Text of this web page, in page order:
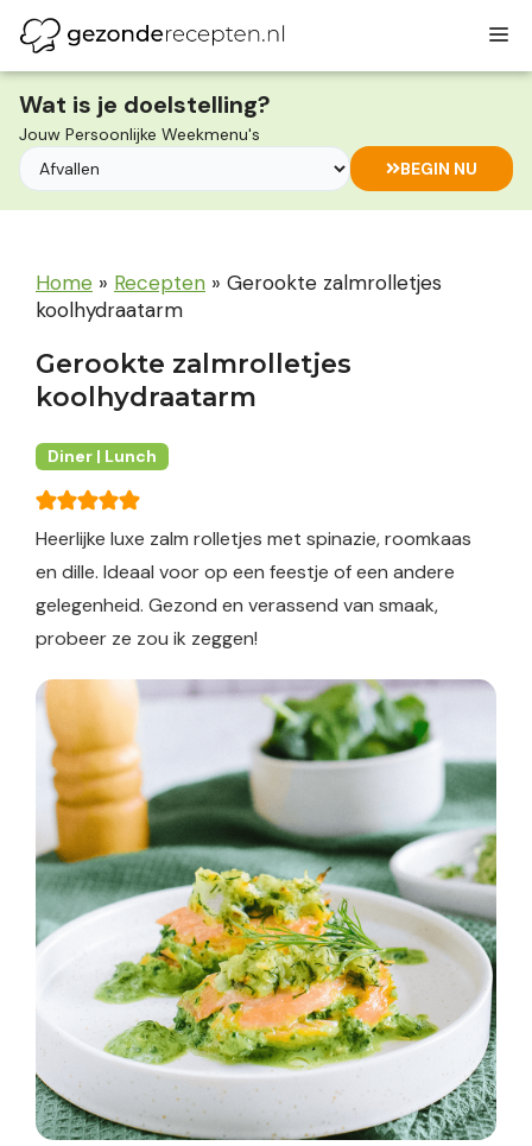
naar
de
inhoud
Wat is je doelstelling?
Jouw Persoonlijke Weekmenu's
BEGIN NU
Home » Recepten » Gerookte zalmrolletjes
koolhydraatarm
Gerookte zalmrolletjes
koolhydraatarm
Diner | Lunch
Heerlijke luxe zalm rolletjes met spinazie, roomkaas
en dille. Ideaal voor op een feestje of een andere
gelegenheid. Gezond en verassend van smaak,
probeer ze zou ik zeggen!